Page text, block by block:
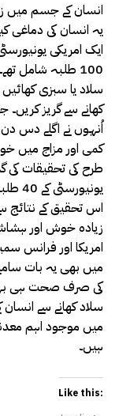
انسان کے جسم میں
یہ انسان کی دماغی
ایک امریکی
100 طلبہ شامل
سلاد یا سبزی
کھانے سے گریز کریں۔
اُنہوں نے اگلے دس دن
کمی اور مزاج میں
اس تحقیق کے نتائج
امریکا اور فرانس
میں بھی یہ بات
کی صرف صحت ہی
سلاد کھانے سے
میں موجود اہم
ہیں۔
Like this: